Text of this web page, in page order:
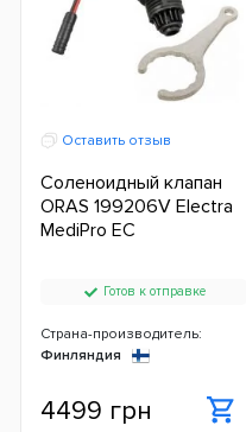
Оставить отзыв
Соленоидный клапан
ORAS 199206V Electra
MediPro ЕС
Готов к отправке
Страна-производитель:
Финляндия
4499 грн